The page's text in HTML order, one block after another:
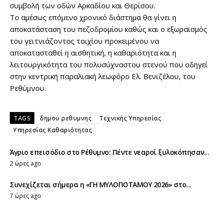
συμβολή των οδών Αρκαδίου και Θερίσου.
Το αμέσως επόμενο χρονικό διάστημα θα γίνει η
αποκατάσταση του πεζοδρομίου καθώς και ο εξωραϊσμός
του γειτνιάζοντος τοιχίου προκειμένου να
αποκατασταθεί η αισθητική, η καθαριότητα και η
λειτουργικότητα του πολυσύχναστου στενού που οδηγεί
στην κεντρική παραλιακή λεωφόρο Ελ. Βενιζέλου, του
Ρεθύμνου.
TAGS δημου ρεθυμνης
Τεχνικής Υπηρεσίας
Υπηρεσίας Καθαριότητας
Άγριο επεισόδιο στο Ρέθυμνο: Πέντε νεαροί ξυλοκόπησαν...
2 ώρες ago
Συνεχίζεται σήμερα η «ΓΗ ΜΥΛΟΠΟΤΑΜΟΥ 2026» στο...
7 ώρες ago